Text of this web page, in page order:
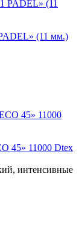
(11 мм.)
45» 11000 Dtex
интенсивные